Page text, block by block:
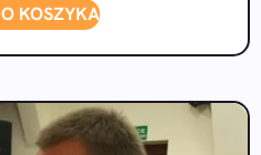
KOSZYKA